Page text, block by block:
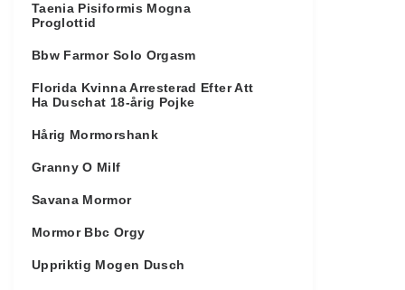
Taenia Pisiformis Mogna
Proglottid
Bbw Farmor Solo Orgasm
Florida Kvinna Arresterad Efter Att
Ha Duschat 18-årig Pojke
Hårig Mormorshank
Granny O Milf
Savana Mormor
Mormor Bbc Orgy
Uppriktig Mogen Dusch